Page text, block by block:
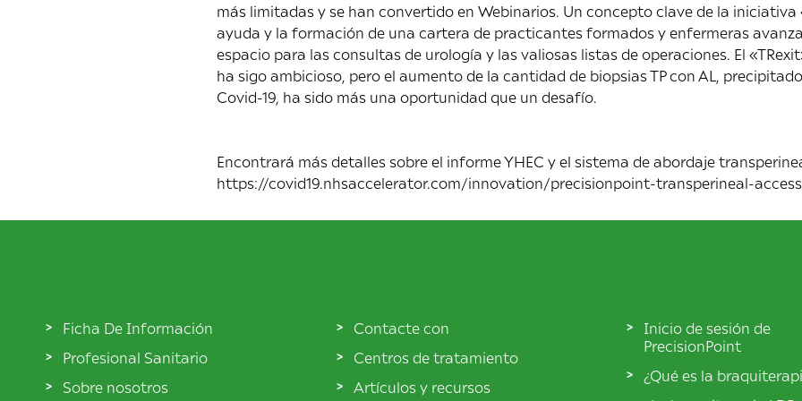
más limitadas y se han convertido en Webinarios. Un concepto clave de la iniciativa
ayuda y la formación de una cartera de practicantes formados y enfermeras
espacio para las consultas de urología y las valiosas listas de operaciones. El
ha sigo ambicioso, pero el aumento de la cantidad de biopsias TP con AL,
Covid-19, ha sido más una oportunidad que un desafío.
Encontrará más detalles sobre el informe YHEC y el sistema de abordaje
https://covid19.nhsaccelerator.com/innovation/precisionpoint-transperineal-
Ficha De Información
Profesional Sanitario
Sobre nosotros
Contacte con
Centros de tratamiento
Artículos y recursos
Inicio de sesión de
PrecisionPoint
¿Qué es la